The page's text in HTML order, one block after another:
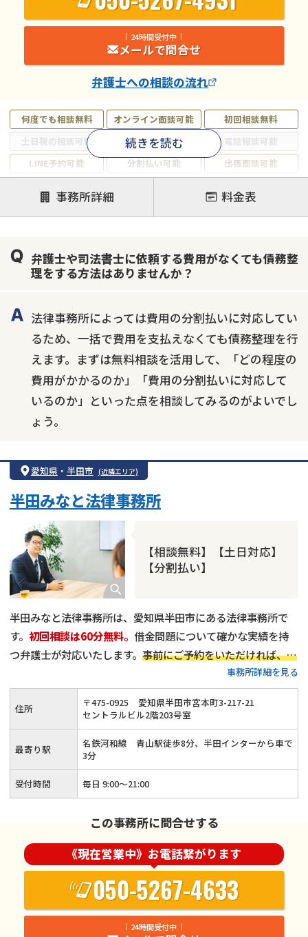
何度でも相談無料 オンライン面談可能
初回相談無料
土日祝の相談可能
19時以降電話可能
電話相談可能
LINE予約可能
分割払い可能
出張面談可能
個人再生
時効援用
過払い金返還請求
会社破産・法人破産
住宅ローン
続きを読む
24時間受付中
メールで問合せ
弁護士への相談の流れ
事務所詳細 料金表
弁護士や司法書士に依頼する費用がなくても債務整
理をする方法はありませんか？
法律事務所によっては費用の分割払いに対応してい
るため、一括で費用を支払えなくても債務整理を行
えます。まずは無料相談を活用して、「どの程度の
費用がかかるのか」「費用の分割払いに対応して
いるのか」といった点を相談してみるのがよいでし
ょう。
愛知県 ・ 半田市 (近隣エリア)
【相談無料】【土日対応】
【分割払い】
半田みなと法律事務所
半田みなと法律事務所は、愛知県半田市にある法律事務所で
す。 初回相談は60分無料。 借金問題について確かな実績を持
つ弁護士が対応いたします。 事前にご予約をいただければ、平
日18時以降や、土日祝日のご相談にも対応可能です。プライ
バシーを守る完全個室を完備しています。どうぞお気軽にご相
談ください。
事務所詳細を見る
住所 〒475-0925
愛知県半田市宮本町3-217-21
セントラルビル2階203号室
最寄り駅
名鉄河和線 青山駅徒歩8分、半田インターから車で
3分
受付時間 毎日 9:00～21:00
この事務所に問合せする
《現在営業中》お電話繋がります
050-5267-4633
24時間受付中